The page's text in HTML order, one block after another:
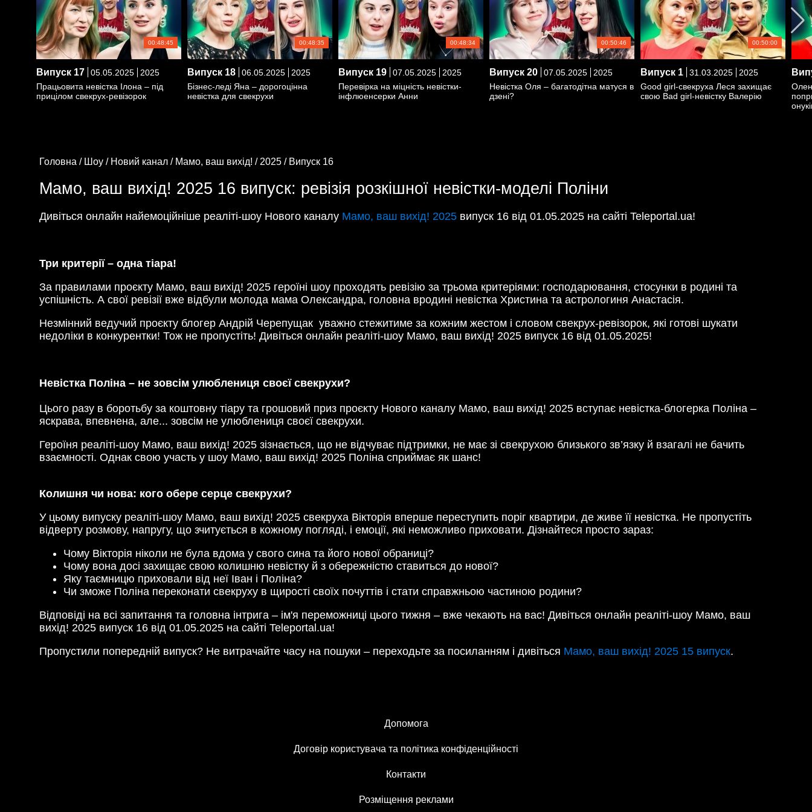
00:48:45
Випуск 17 05.05.2025
2025
Працьовита невістка Ілона – під
прицілом свекрух-ревізорок
00:48:35
Випуск 18 06.05.2025
2025
Бізнес-леді Яна – дорогоцінна
невістка для свекрухи
00:48:34
Випуск 19 07.05.2025
2025
Перевірка на міцність невістки-
інфлюенсерки Анни
00:50:46
Випуск 20 07.05.2025
2025
Невістка Оля – багатодітна матуся в
дзені?
00:50:00
Випуск 1 31.03.2025
2025
Good girl-свекруха Леся захищає
свою Bad girl-невістку Валерію
Головна / Шоу / Новий канал / Мамо, ваш вихід! / 2025 / Випуск 16
Мамо, ваш вихід! 2025 16 випуск: ревізія розкішної невістки-моделі Поліни
Дивіться онлайн найемоційніше реаліті-шоу Нового каналу Мамо, ваш вихід! 2025 випуск 16 від 01.05.2025 на сайті Teleportal.ua!
Три критерії – одна тіара!
За правилами проєкту Мамо, ваш вихід! 2025 героїні шоу проходять ревізію за трьома критеріями: господарювання, стосунки в родині та
успішність. А свої ревізії вже відбули молода мама Олександра, головна вродині невістка Христина та астрологиня Анастасія.
Незмінний ведучий проєкту блогер Андрій Черепущак уважно стежитиме за кожним жестом і словом свекрух-ревізорок, які готові шукати
недоліки в конкурентки! Тож не пропустіть! Дивіться онлайн реаліті-шоу Мамо, ваш вихід! 2025 випуск 16 від 01.05.2025!
Невістка Поліна – не зовсім улюблениця своєї свекрухи?
Цього разу в боротьбу за коштовну тіару та грошовий приз проєкту Нового каналу Мамо, ваш вихід! 2025 вступає невістка-блогерка Поліна –
яскрава, впевнена, але... зовсім не улюблениця своєї свекрухи.
Героїня реаліті-шоу Мамо, ваш вихід! 2025 зізнається, що не відчуває підтримки, не має зі свекрухою близького зв’язку й взагалі не бачить
взаємності. Однак свою участь у шоу Мамо, ваш вихід! 2025 Поліна сприймає як шанс!
Колишня чи нова: кого обере серце свекрухи?
У цьому випуску реаліті-шоу Мамо, ваш вихід! 2025 свекруха Вікторія вперше переступить поріг квартири, де живе її невістка. Не пропустіть
відверту розмову, напругу, що зчитується в кожному погляді, і емоції, які неможливо приховати. Дізнайтеся просто зараз:
Чому Вікторія ніколи не була вдома у свого сина та його нової обраниці?
Чому вона досі захищає свою колишню невістку й з обережністю ставиться до нової?
Яку таємницю приховали від неї Іван і Поліна?
Чи зможе Поліна переконати свекруху в щирості своїх почуттів і стати справжньою частиною родини?
Відповіді на всі запитання та головна інтрига – ім'я переможниці цього тижня – вже чекають на вас! Дивіться онлайн реаліті-шоу Мамо, ваш
вихід! 2025 випуск 16 від 01.05.2025 на сайті Teleportal.ua!
Пропустили попередній випуск? Не витрачайте часу на пошуки – переходьте за посиланням і дивіться Мамо, ваш вихід! 2025 15 випуск.
Допомога
Договір користувача та політика конфіденційності
Контакти
Розміщення реклами